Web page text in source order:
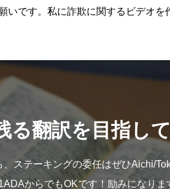
いです。私に詐欺に関するビデオを
る翻訳を目指し
ステーキングの委任はぜひAichi/
からでもOKです！励みになりま